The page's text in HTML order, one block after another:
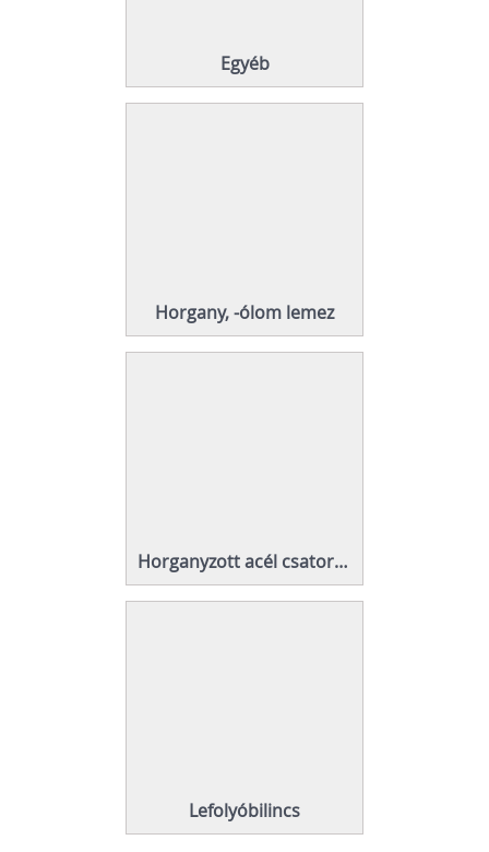
Egyéb
Horgany, -ólom lemez
Horganyzott acél csatorna, 0,5 mm
Lefolyóbilincs